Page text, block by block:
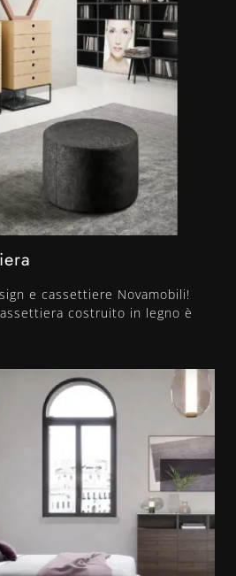
e cassettiere Novamobili!
costruito in legno è